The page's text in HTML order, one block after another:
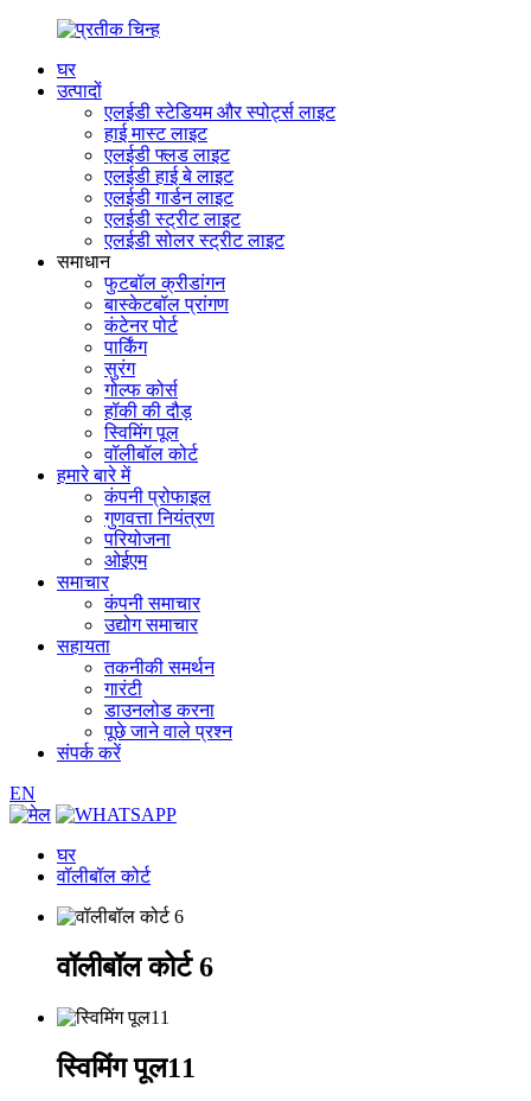
घर
उत्पादों
एलईडी स्टेडियम और स्पोर्ट्स लाइट
हाई मास्ट लाइट
एलईडी फ्लड लाइट
एलईडी हाई बे लाइट
एलईडी गार्डन लाइट
एलईडी स्ट्रीट लाइट
एलईडी सोलर स्ट्रीट लाइट
समाधान
फुटबॉल क्रीडांगन
बास्केटबॉल प्रांगण
कंटेनर पोर्ट
पार्किंग
सुरंग
गोल्फ कोर्स
हॉकी की दौड़
स्विमिंग पूल
वॉलीबॉल कोर्ट
हमारे बारे में
कंपनी प्रोफाइल
गुणवत्ता नियंत्रण
परियोजना
ओईएम
समाचार
कंपनी समाचार
उद्योग समाचार
सहायता
तकनीकी समर्थन
गारंटी
डाउनलोड करना
पूछे जाने वाले प्रश्न
संपर्क करें
EN
घर
वॉलीबॉल कोर्ट
वॉलीबॉल कोर्ट 6
स्विमिंग पूल11